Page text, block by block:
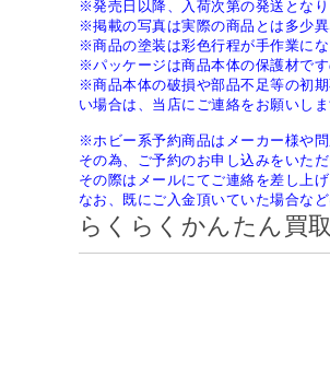
※発売日以降、入荷次第の発送となり
※掲載の写真は実際の商品とは多少異
※商品の塗装は彩色行程が手作業に
※パッケージは商品本体の保護材で
※商品本体の破損や部品不足等の初
い場合は、当店にご連絡をお願いしま
※ホビー系予約商品はメーカー様や
その為、ご予約のお申し込みをいた
その際はメールにてご連絡を差し上
なお、既にご入金頂いていた場合な
らくらくかんたん買